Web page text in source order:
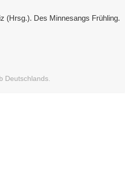
(Hrsg.). Des Minnesangs Frühling.
Deutschlands.